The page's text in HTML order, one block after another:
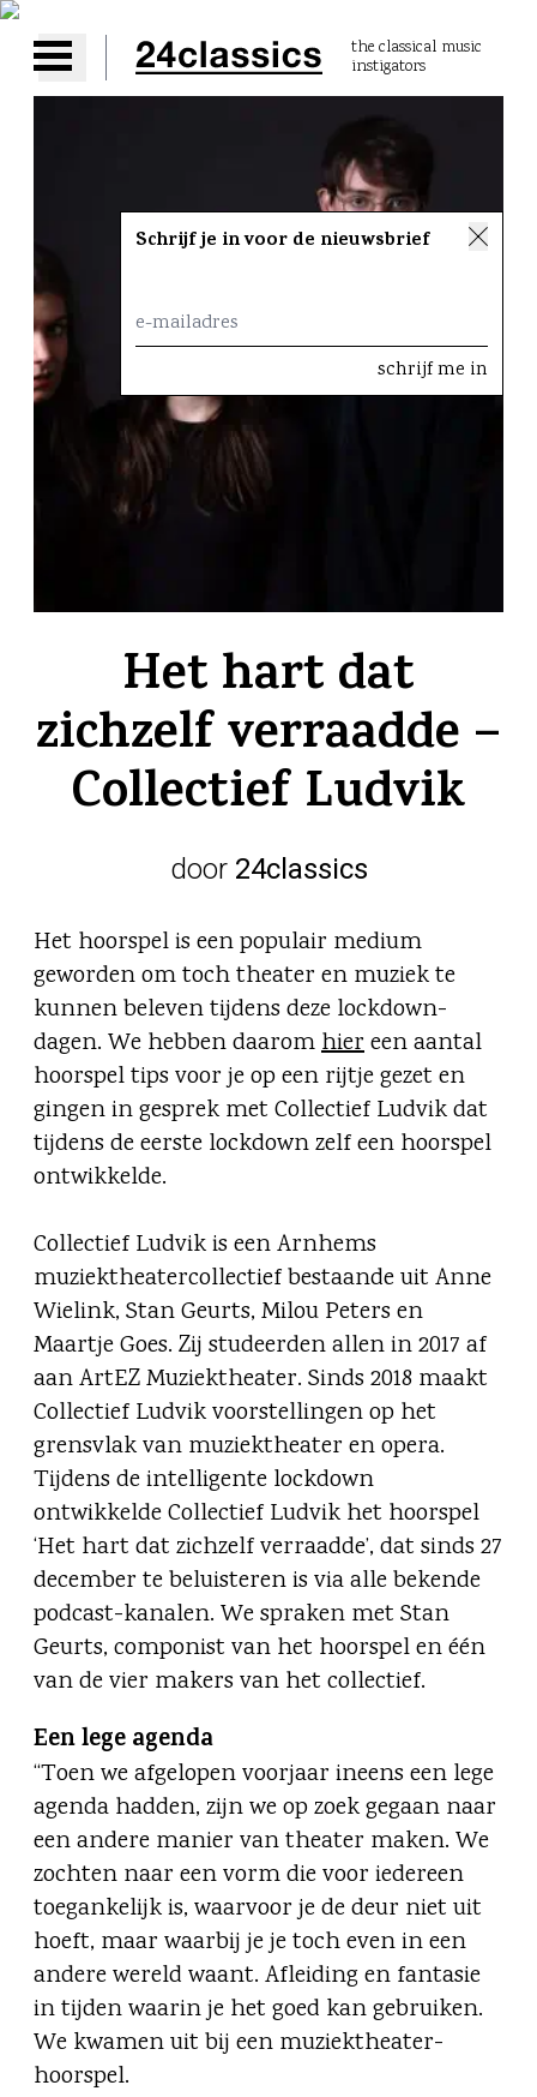
Open main menu
the classical music
instigators
Het hart dat
zichzelf verraadde –
Collectief Ludvik
door 24classics
Het hoorspel is een populair medium
geworden om toch theater en muziek te
kunnen beleven tijdens deze lockdown-
dagen. We hebben daaromhiereen aantal
hoorspel tips voor je op een rijtje gezet en
gingen in gesprek met Collectief Ludvik dat
tijdens de eerste lockdown zelf een hoorspel
ontwikkelde.
Collectief Ludvik is een Arnhems
muziektheatercollectief bestaande uit Anne
Wielink, Stan Geurts, Milou Peters en
Maartje Goes. Zij studeerden allen in 2017 af
aan ArtEZ Muziektheater. Sinds 2018 maakt
Collectief Ludvik voorstellingen op het
grensvlak van muziektheater en opera.
Tijdens de intelligente lockdown
ontwikkelde Collectief Ludvik het hoorspel
‘Het hart dat zichzelf verraadde’, dat sinds 27
december te beluisteren is via alle bekende
podcast-kanalen. We spraken met Stan
Geurts, componist van het hoorspel en één
van de vier makers van het collectief.
Een lege agenda
“Toen we afgelopen voorjaar ineens een lege
agenda hadden, zijn we op zoek gegaan naar
een andere manier van theater maken. We
zochten naar een vorm die voor iedereen
toegankelijk is, waarvoor je de deur niet uit
hoeft, maar waarbij je je toch even in een
andere wereld waant. Afleiding en fantasie
in tijden waarin je het goed kan gebruiken.
We kwamen uit bij een muziektheater-
hoorspel.
Schrijf je in voor de nieuwsbrief